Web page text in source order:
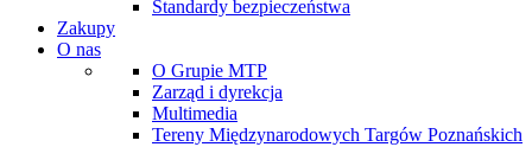
Standardy bezpieczeństwa
Zakupy
O nas
O Grupie MTP
Zarząd i dyrekcja
Multimedia
Tereny Międzynarodowych Targów Poznańskich